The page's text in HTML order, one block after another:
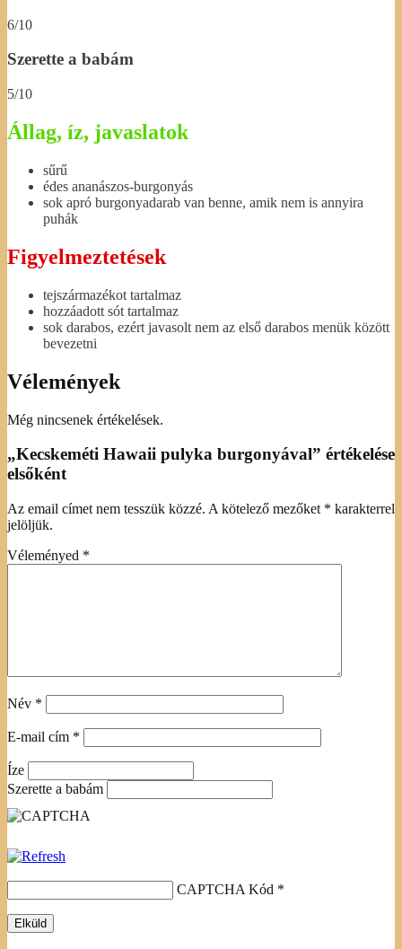
6/10
Szerette a babám
5/10
Állag, íz, javaslatok
sűrű
édes ananászos-burgonyás
sok apró burgonyadarab van benne, amik nem is annyira
puhák
Figyelmeztetések
tejszármazékot tartalmaz
hozzáadott sót tartalmaz
sok darabos, ezért javasolt nem az első darabos menük között
bevezetni
Vélemények
Még nincsenek értékelések.
„Kecskeméti Hawaii pulyka burgonyával” értékelése
elsőként
Az email címet nem tesszük közzé. A kötelező mezőket * karakterrel
jelöljük.
Véleményed *
Név *
E-mail cím *
Íze
Szerette a babám
CAPTCHA Kód *